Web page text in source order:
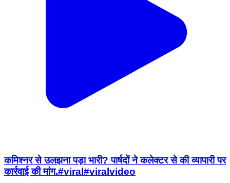
कमिश्नर से उलझना पड़ा भारी? पार्षदों ने कलेक्टर से की व्यापारी पर
कार्रवाई की मांग.#viral#viralvideo